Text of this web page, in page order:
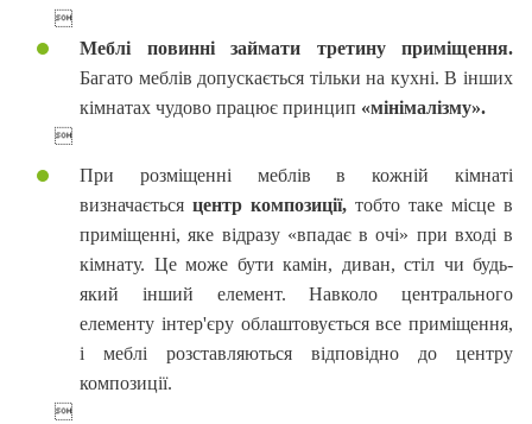

Меблі повинні займати третину приміщення.
Багато меблів допускається тільки на кухні. В інших
кімнатах чудово працює принцип «мінімалізму».

При розміщенні меблів в кожній кімнаті
визначається центр композиції, тобто таке місце в
приміщенні, яке відразу «впадає в очі» при вході в
кімнату. Це може бути камін, диван, стіл чи будь-
який інший елемент. Навколо центрального
елементу інтер'єру облаштовується все приміщення,
і меблі розставляються відповідно до центру
композиції.
